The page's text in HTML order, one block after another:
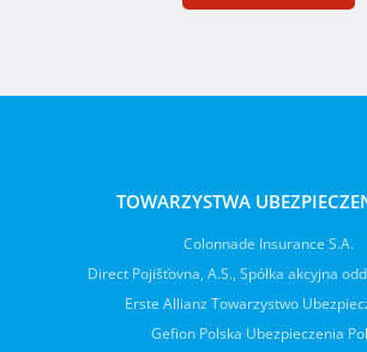
TOWARZYSTWA
Colonnade Insurance S.A.
Direct Pojišťovna, A.S., Spółka akcyjna
Erste Allianz Towarzystwo
Gefion Polska Ubezpieczenia